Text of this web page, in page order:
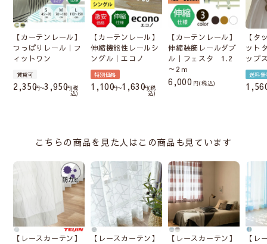
【カーテンレール】
つっぱりレール｜フ
ィットワン
賃貸可
2,350 〜3,950 税
込
【カーテンレール】
伸縮機能性レールシ
ングル｜エコノ
特別価格
1,100 〜1,630 税
込
【カーテンレール】
伸縮装飾レールダブ
ル｜フェスタ 1.2
～2ｍ
6,000 税込
【タ
ット
ップ
送料無
こちらの商品を見た人はこの商品も見ています
【レースカーテン】
【レースカーテン】
【レースカーテン】
【レ